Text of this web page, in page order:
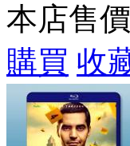
本店售價
購買 收